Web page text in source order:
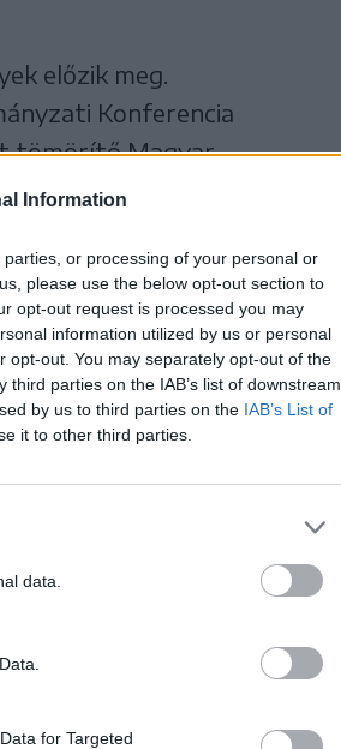
Information
or processing of your personal or
please use the below opt-out section to
opt-out request is processed you may
information utilized by us or personal
opt-out. You may separately opt-out of the
parties on the IAB’s list of downstream
by us to third parties on the IAB’s List of
it to other third parties.
data.
for Targeted
előzik meg.
Konferencia
tömörítő Magyar